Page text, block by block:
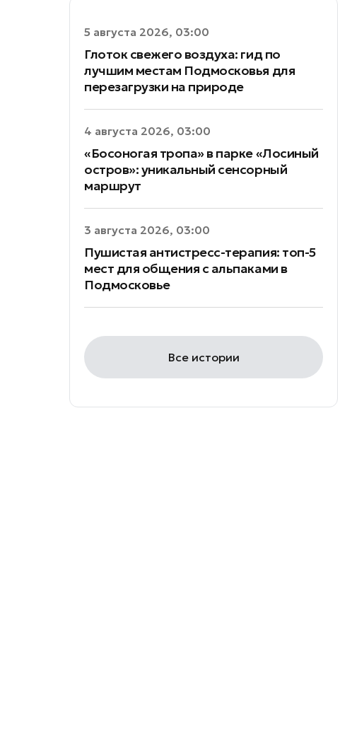
5 августа 2026, 03:00
Глоток свежего воздуха: гид по
лучшим местам Подмосковья для
перезагрузки на природе
4 августа 2026, 03:00
«Босоногая тропа» в парке «Лосиный
остров»: уникальный сенсорный
маршрут
3 августа 2026, 03:00
Пушистая антистресс-терапия: топ-5
мест для общения с альпаками в
Подмосковье
Все истории